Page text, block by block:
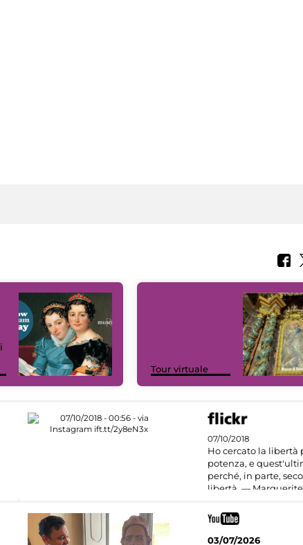
Tour virtuale
07/10/2018
Ho cercato la libertà
potenza, e
perché, in parte,
libertà. — Marguerite
03/07/2026